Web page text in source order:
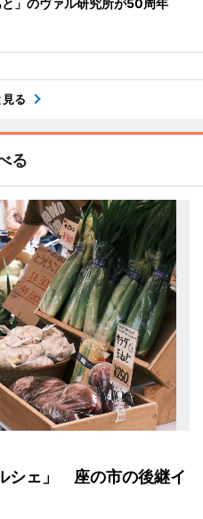
見る
る
シェ」 座の市の後継イ